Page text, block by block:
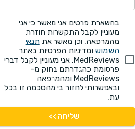
בהשארת פרטים אני מאשר כי אני
מעוניין לקבל התקשרות חוזרת
מהמרפאה, וכן מאשר אתתנאי
השימוש ומדיניות הפרטיות באתר
MedReviews. אני מעוניין לקבל דברי
פרסומת כהגדרתם בחוק מ-
MedReviews ומהמרפאה
ובאפשרותי לחזור בי מהסכמה זו בכל
עת.
שליחה >>